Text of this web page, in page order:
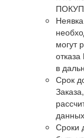
могут
в
Срок
Сроки